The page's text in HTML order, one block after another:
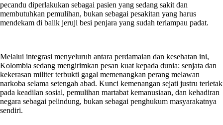
pecandu diperlakukan sebagai pasien yang sedang sakit dan
membutuhkan pemulihan, bukan sebagai pesakitan yang harus
mendekam di balik jeruji besi penjara yang sudah terlampau padat.
Melalui integrasi menyeluruh antara perdamaian dan kesehatan ini,
Kolombia sedang mengirimkan pesan kuat kepada dunia: senjata dan
kekerasan militer terbukti gagal memenangkan perang melawan
narkoba selama setengah abad. Kunci kemenangan sejati justru terletak
pada keadilan sosial, pemulihan martabat kemanusiaan, dan kehadiran
negara sebagai pelindung, bukan sebagai penghukum masyarakatnya
sendiri.